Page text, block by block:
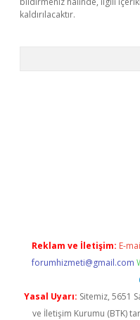
kaldırılacaktır.
Reklam ve İletişim: E-
forumhizmeti@gmail.com
Yasal Uyarı: Sitemiz, 5651
ve İletişim Kurumu (BTK)